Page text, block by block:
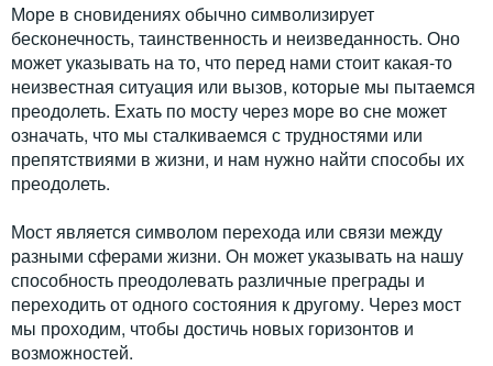
Море в сновидениях обычно символизирует
бесконечность, таинственность и неизведанность. Оно
может указывать на то, что перед нами стоит какая-то
неизвестная ситуация или вызов, которые мы пытаемся
преодолеть. Ехать по мосту через море во сне может
означать, что мы сталкиваемся с трудностями или
препятствиями в жизни, и нам нужно найти способы их
преодолеть.
Мост является символом перехода или связи между
разными сферами жизни. Он может указывать на нашу
способность преодолевать различные преграды и
переходить от одного состояния к другому. Через мост
мы проходим, чтобы достичь новых горизонтов и
возможностей.